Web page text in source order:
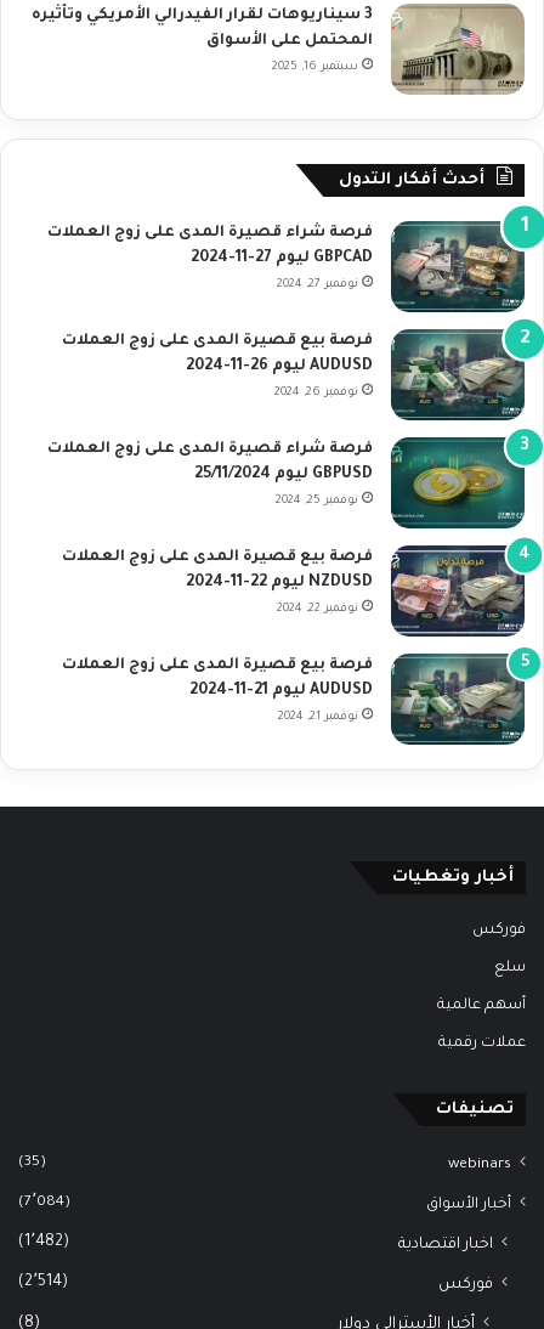
3 سيناريوهات لقرار الفيدرالي الأمريكي وتأثيره
المحتمل على الأسواق
سبتمبر 16, 2025
أحدث أفكار التدول
فرصة شراء قصيرة المدى على زوج العملات
GBPCAD ليوم 27-11-2024
نوفمبر 27, 2024
فرصة بيع قصيرة المدى على زوج العملات
AUDUSD ليوم 26-11-2024
نوفمبر 26, 2024
فرصة شراء قصيرة المدى على زوج العملات
GBPUSD ليوم 25/11/2024
نوفمبر 25, 2024
فرصة بيع قصيرة المدى على زوج العملات
NZDUSD ليوم 22-11-2024
نوفمبر 22, 2024
فرصة بيع قصيرة المدى على زوج العملات
AUDUSD ليوم 21-11-2024
نوفمبر 21, 2024
أخبار وتغطيات
فوركس
سلع
أسهم عالمية
عملات رقمية
تصنيفات
webinars
(35)
أخبار الأسواق (7٬084)
اخبار اقتصادية (1٬482)
فوركس (2٬514)
أخبار الأسترالي دولار (8)